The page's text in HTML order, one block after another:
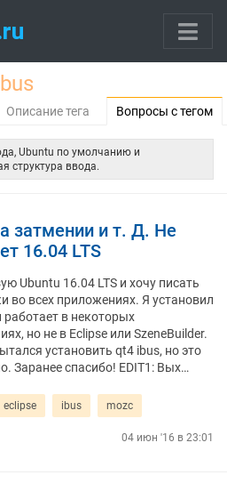
Описание тега Вопросы с тегом
Ubuntu по умолчанию и
структура ввода.
затмении и т. Д. Не
16.04 LTS
Ubuntu 16.04 LTS и хочу писать
во всех приложениях. Я установил
работает в некоторых
но не в Eclipse или SzeneBuilder.
установить qt4 ibus, но это
Заранее спасибо! EDIT1: Вых…
eclipse ibus mozc
04 июн '16 в 23:01